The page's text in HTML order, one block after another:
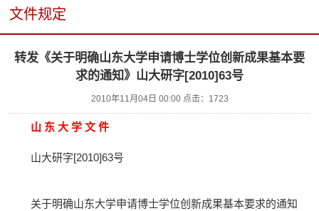
文件规定
转发《关于明确山东大学申请博士学位创新成果基本要
求的通知》山大研字[2010]63号
2010年11月04日 00:00 点击： 1723
山 东 大 学 文 件
山大研字[2010]63号
关于明确山东大学申请博士学位创新成果基本要求的通知